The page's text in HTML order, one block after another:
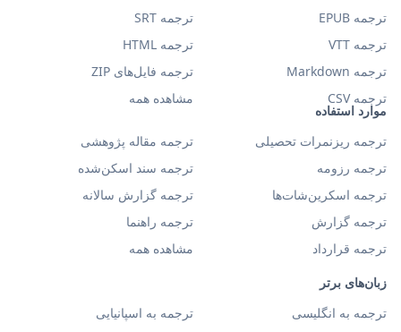
موارد استفاده
ترجمه ریزنمرات تحصیلی
ترجمه مقاله پژوهشی
ترجمه رزومه
ترجمه سند اسکن‌شده
ترجمه اسکرین‌شات‌ها
ترجمه گزارش سالانه
ترجمه گزارش
ترجمه راهنما
ترجمه قرارداد
مشاهده همه
زبان‌های برتر
ترجمه به انگلیسی
ترجمه به اسپانیایی
ترجمه EPUB
ترجمه SRT
ترجمه VTT
ترجمه HTML
ترجمه Markdown
ترجمه فایل‌های ZIP
ترجمه CSV
مشاهده همه